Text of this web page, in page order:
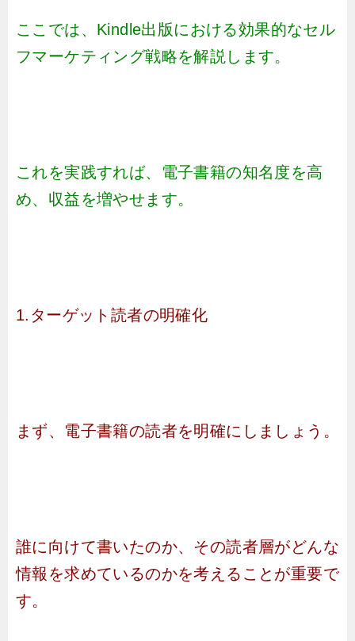
ここでは、Kindle出版における効果的なセル
フマーケティング戦略を解説します。
これを実践すれば、電子書籍の知名度を高
め、収益を増やせます。
1.ターゲット読者の明確化
まず、電子書籍の読者を明確にしましょう。
誰に向けて書いたのか、その読者層がどんな
情報を求めているのかを考えることが重要で
す。